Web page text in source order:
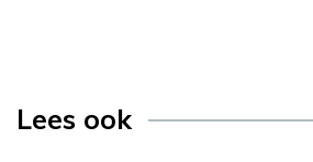
Lees ook